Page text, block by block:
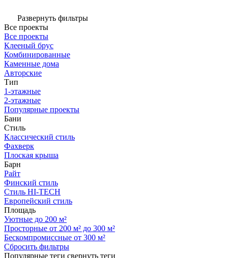
Развернуть фильтры
Все проекты
Все проекты
Клееный брус
Комбинированные
Каменные дома
Авторские
Тип
1-этажные
2-этажные
Популярные проекты
Бани
Стиль
Классический стиль
Фахверк
Плоская крыша
Барн
Райт
Финский стиль
Стиль HI-TECH
Европейский стиль
Площадь
Уютные до 200 м²
Просторные от 200 м² до 300 м²
Бескомпромиссные от 300 м²
Сбросить фильтры
Популярные теги свернуть теги